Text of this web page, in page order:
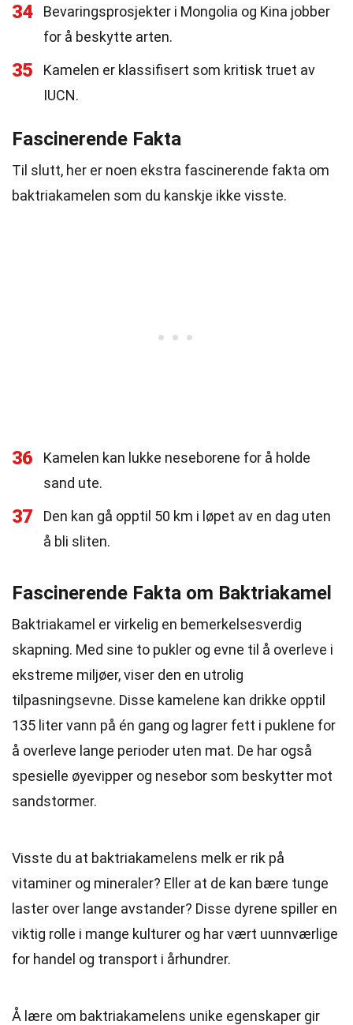
34
Bevaringsprosjekter i Mongolia og Kina jobber
for å beskytte arten.
35
Kamelen er klassifisert som kritisk truet av
IUCN.
Fascinerende Fakta
Til slutt, her er noen ekstra fascinerende fakta om
baktriakamelen som du kanskje ikke visste.
36
Kamelen kan lukke neseborene for å holde
sand ute.
37
Den kan gå opptil 50 km i løpet av en dag uten
å bli sliten.
Fascinerende Fakta om Baktriakamel
Baktriakamel er virkelig en bemerkelsesverdig
skapning. Med sine to pukler og evne til å overleve i
ekstreme miljøer, viser den en utrolig
tilpasningsevne. Disse kamelene kan drikke opptil
135 liter vann på én gang og lagrer fett i puklene for
å overleve lange perioder uten mat. De har også
spesielle øyevipper og nesebor som beskytter mot
sandstormer.
Visste du at baktriakamelens melk er rik på
vitaminer og mineraler? Eller at de kan bære tunge
laster over lange avstander? Disse dyrene spiller en
viktig rolle i mange kulturer og har vært uunnværlige
for handel og transport i århundrer.
Å lære om baktriakamelens unike egenskaper gir